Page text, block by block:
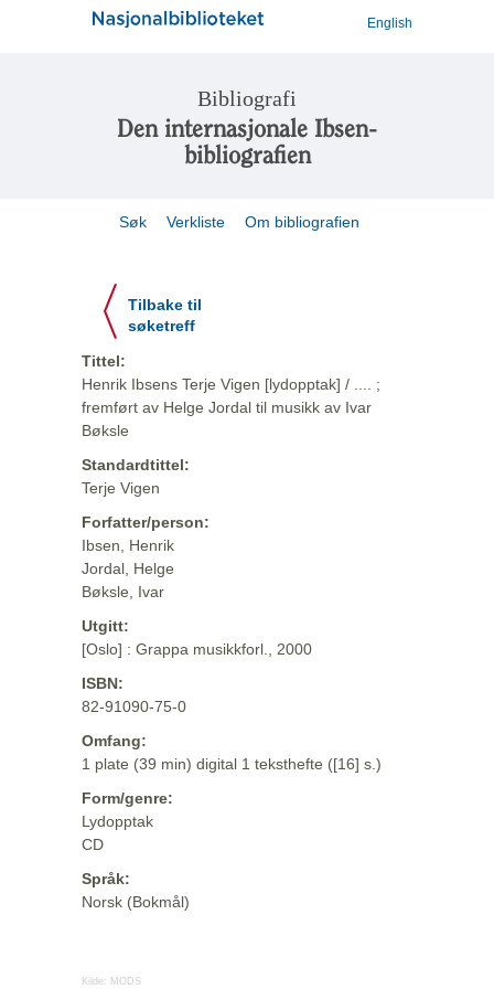
English
Bibliografi
Den internasjonale Ibsen-
bibliografien
Søk Verkliste Om bibliografien
Tilbake til
søketreff
Tittel:
Henrik Ibsens Terje Vigen [lydopptak] / .... ;
fremført av Helge Jordal til musikk av Ivar
Bøksle
Standardtittel:
Terje Vigen
Forfatter/person:
Ibsen, Henrik
Jordal, Helge
Bøksle, Ivar
Utgitt:
[Oslo] : Grappa musikkforl., 2000
ISBN:
82-91090-75-0
Omfang:
1 plate (39 min) digital 1 teksthefte ([16] s.)
Form/genre:
Lydopptak
CD
Språk:
Norsk (Bokmål)
Kilde: MODS